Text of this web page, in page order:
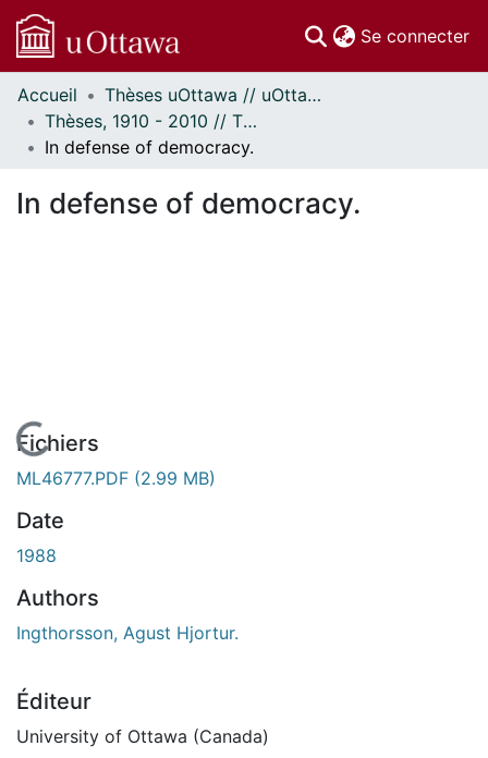
Se connecter
Communautés
et collections
Parcourir
À propos
Accueil
Thèses uOttawa // uOttawa Theses
Thèses, 1910 - 2010 // Theses, 1910 - 2010
In defense of democracy.
In defense of democracy.
En cours de chargement...
Fichiers
ML46777.PDF (2.99 MB)
Date
1988
Authors
Ingthorsson, Agust Hjortur.
Éditeur
University of Ottawa (Canada)